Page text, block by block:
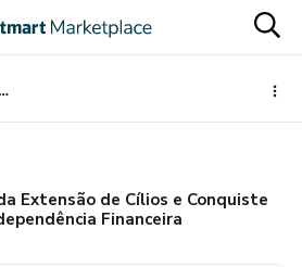
Aprenda Extensão de Cílios e Conquiste sua Independência Financeira
Extensão de Cílios e Conquiste
Financeira